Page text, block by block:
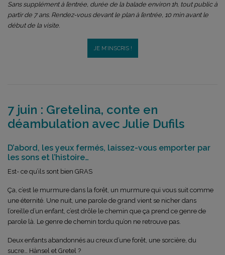
Sans supplément à l’entrée, durée de la balade environ 1h, tout public à
partir de 7 ans. Rendez-vous devant le plan à l’entrée, 10 min avant le
début de la visite.
JE M’INSCRIS !
7 juin : Gretelina, conte en
déambulation avec Julie Dufils
D’abord, les yeux fermés, laissez-vous emporter par
les sons et l’histoire…
Est- ce qu’ils sont bien GRAS
Ça, c’est le murmure dans la forêt, un murmure qui vous suit comme
une éternité. Une nuit, une parole de grand vient se nicher dans
l’oreille d’un enfant, c’est drôle le chemin que ça prend ce genre de
parole là. Le genre de chemin tordu qu’on ne retrouve pas.
Deux enfants abandonnés au creux d’une forêt, une sorcière, du
sucre… Hänsel et Gretel ?